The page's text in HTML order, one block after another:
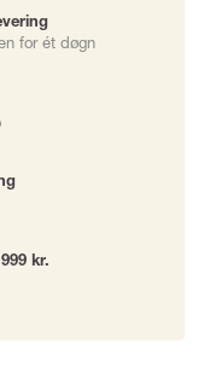
for ét døgn
kr.